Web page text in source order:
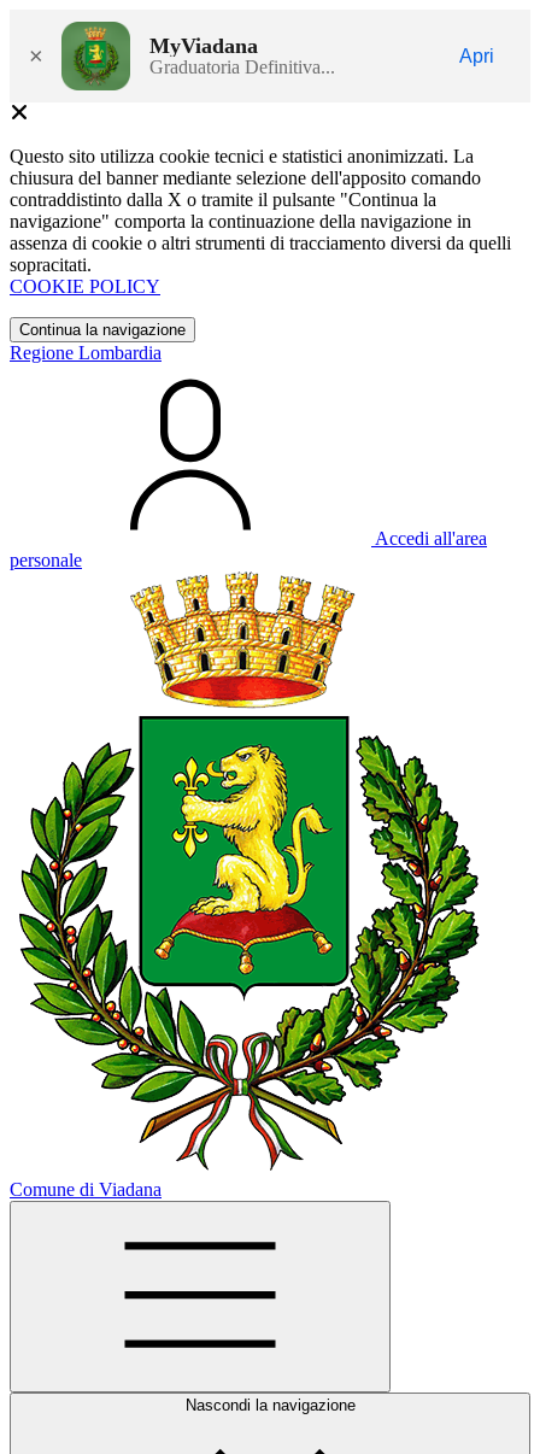
× MyViadana
Graduatoria Definitiva...
Apri
Questo sito utilizza cookie tecnici e statistici anonimizzati. La
chiusura del banner mediante selezione dell'apposito comando
contraddistinto dalla X o tramite il pulsante "Continua la
navigazione" comporta la continuazione della navigazione in
assenza di cookie o altri strumenti di tracciamento diversi da quelli
sopracitati.
COOKIE POLICY
Continua la navigazione
Regione Lombardia
Accedi all'area
personale
Comune di Viadana
Nascondi la navigazione